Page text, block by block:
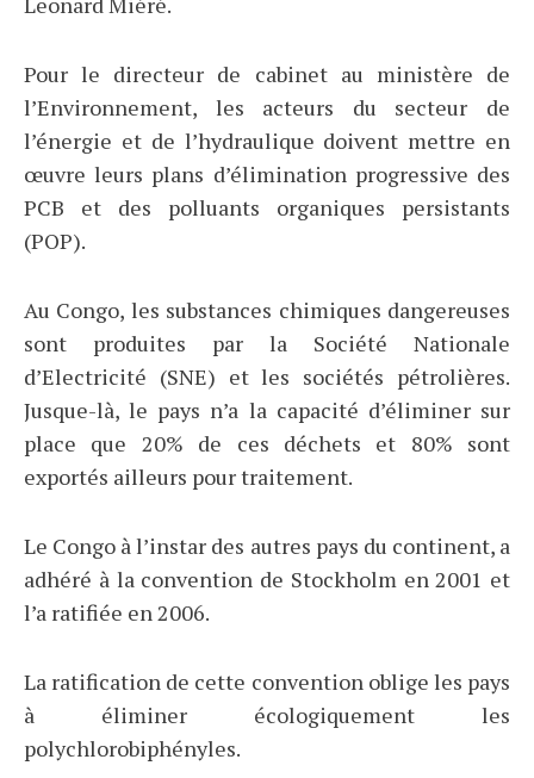
Pour le directeur de cabinet au ministère de
l’Environnement, les acteurs du secteur de
l’énergie et de l’hydraulique doivent mettre en
œuvre leurs plans d’élimination progressive des
PCB et des polluants organiques persistants
(POP).
Au Congo, les substances chimiques dangereuses
sont produites par la Société Nationale
d’Electricité (SNE) et les sociétés pétrolières.
Jusque-là, le pays n’a la capacité d’éliminer sur
place que 20% de ces déchets et 80% sont
exportés ailleurs pour traitement.
Le Congo à l’instar des autres pays du continent, a
adhéré à la convention de Stockholm en 2001 et
l’a ratifiée en 2006.
La ratification de cette convention oblige les pays
à éliminer écologiquement les
polychlorobiphényles.